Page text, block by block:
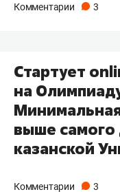
Комментарии 3
Стартует
на
выше
казанской
Комментарии 3